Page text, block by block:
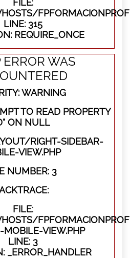
LINE: 315
REQUIRE_ONCE
ERROR WAS
WARNING
TO READ PROPERTY
ON NULL
RIGHT-SIDEBAR-
VIEW.PHP
NUMBER: 3
FILE:
MOBILE-VIEW.PHP
LINE: 3
_ERROR_HANDLER